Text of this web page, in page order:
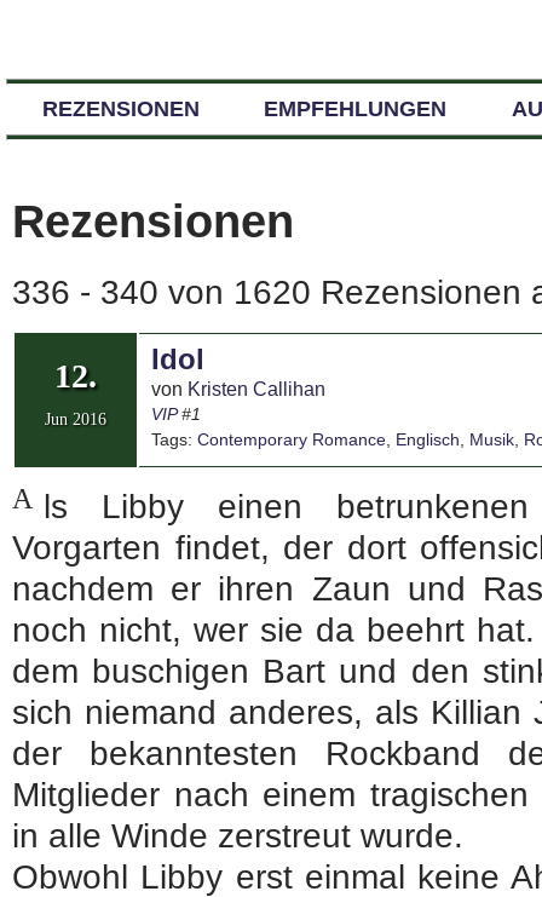
REZENSIONEN EMPFEHLUNGEN
Rezensionen
336 - 340 von 1620 Rezensionen
12.
Jun 2016
Idol
von Kristen Callihan
VIP#1
Tags: Contemporary Romance, Englisch, Musik,
A ls Libby einen
Vorgarten findet, der dort
nachdem er ihren Zaun und
noch nicht, wer sie da beehrt
dem buschigen Bart und den
sich niemand anderes, als Killian
der bekanntesten Rockband
Mitglieder nach einem
in alle Winde zerstreut wurde.
Obwohl Libby erst einmal keine